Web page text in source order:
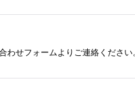
わせフォームよりご連絡くださ